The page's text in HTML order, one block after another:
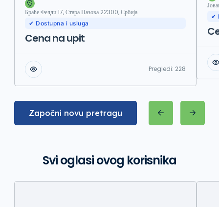
Браће Фелди 17, Стара Пазова 22300, Србија
✔ Dostupna i usluga
Cena na upit
Pregledi: 228
✔
Započni novu pretragu
Svi oglasi ovog korisnika